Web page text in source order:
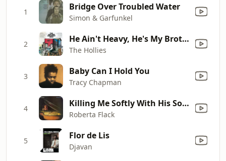
1 Bridge Over Troubled Water
Simon & Garfunkel
2 He Ain't Heavy, He's My Brother
The Hollies
3 Baby Can I Hold You
Tracy Chapman
4 Killing Me Softly With His Song
Roberta Flack
5 Flor de Lis
Djavan